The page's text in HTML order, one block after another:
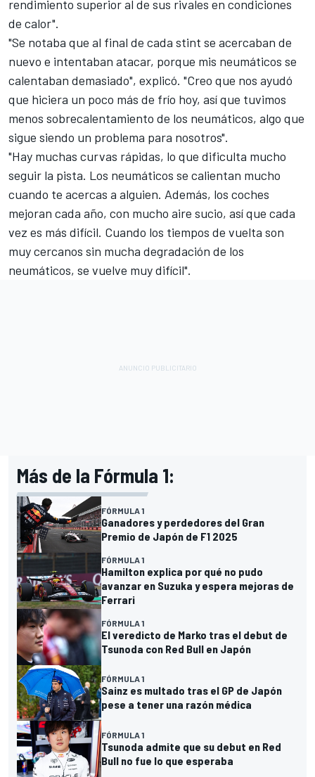
rendimiento superior al de sus rivales en condiciones
de calor".
"Se notaba que al final de cada stint se acercaban de
nuevo e intentaban atacar, porque mis neumáticos se
calentaban demasiado", explicó. "Creo que nos ayudó
que hiciera un poco más de frío hoy, así que tuvimos
menos sobrecalentamiento de los neumáticos, algo que
sigue siendo un problema para nosotros".
"Hay muchas curvas rápidas, lo que dificulta mucho
seguir la pista. Los neumáticos se calientan mucho
cuando te acercas a alguien. Además, los coches
mejoran cada año, con mucho aire sucio, así que cada
vez es más difícil. Cuando los tiempos de vuelta son
muy cercanos sin mucha degradación de los
neumáticos, se vuelve muy difícil".
Más de la Fórmula 1:
FÓRMULA 1
Ganadores y perdedores del Gran
Premio de Japón de F1 2025
FÓRMULA 1
Hamilton explica por qué no pudo
avanzar en Suzuka y espera mejoras de
Ferrari
FÓRMULA 1
El veredicto de Marko tras el debut de
Tsunoda con Red Bull en Japón
FÓRMULA 1
Sainz es multado tras el GP de Japón
pese a tener una razón médica
FÓRMULA 1
Tsunoda admite que su debut en Red
Bull no fue lo que esperaba